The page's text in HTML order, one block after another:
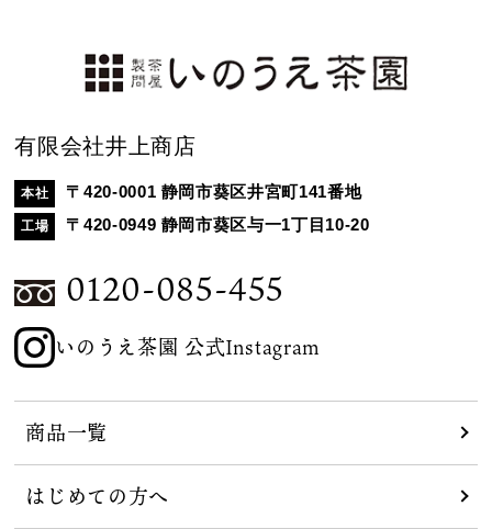
有限会社井上商店
本社 〒420-0001 静岡市葵区井宮町141番地
工場 〒420-0949 静岡市葵区与一1丁目10-20
0120-085-455
いのうえ茶園 公式Instagram
商品一覧
はじめての方へ